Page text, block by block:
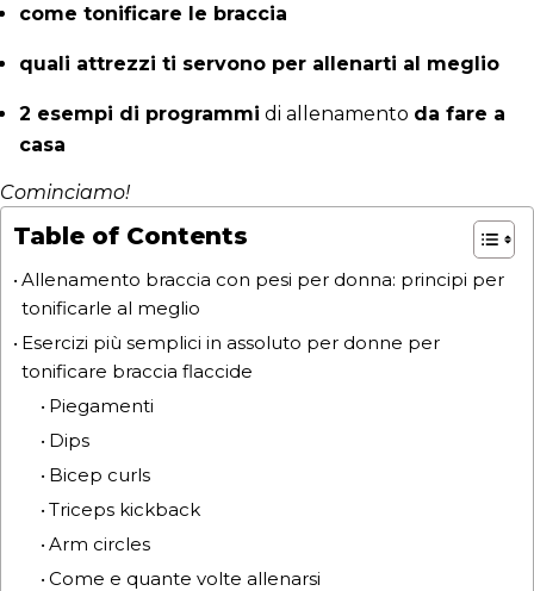
come tonificare le braccia
quali attrezzi ti servono per allenarti al meglio
2 esempi di programmi di allenamento da fare a
casa
Cominciamo!
Table of Contents
Allenamento braccia con pesi per donna: principi per
tonificarle al meglio
Esercizi più semplici in assoluto per donne per
tonificare braccia flaccide
Piegamenti
Dips
Bicep curls
Triceps kickback
Arm circles
Come e quante volte allenarsi